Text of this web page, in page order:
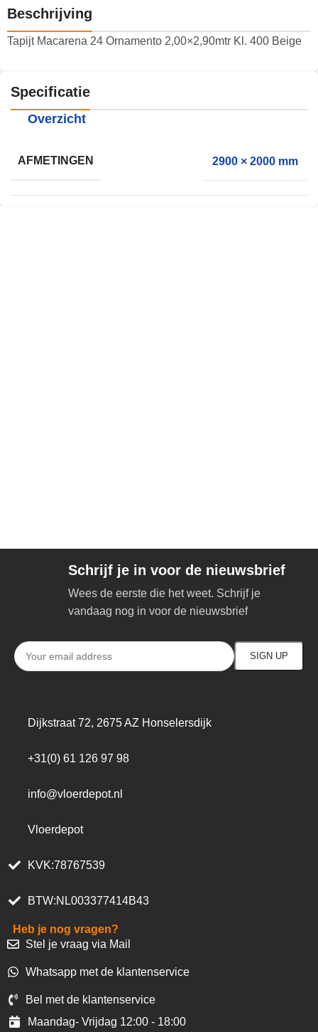
Beschrijving
Tapijt Macarena 24 Ornamento 2,00×2,90mtr Kl. 400 Beige
Specificatie
Overzicht
AFMETINGEN 2900 × 2000 mm
Schrijf je in voor de nieuwsbrief
Wees de eerste die het weet. Schrijf je
vandaag nog in voor de nieuwsbrief
Dijkstraat 72, 2675 AZ Honselersdijk
+31(0) 61 126 97 98
info@vloerdepot.nl
Vloerdepot
KVK:78767539
BTW:NL003377414B43
Heb je nog vragen?
Stel je vraag via Mail
Whatsapp met de klantenservice
Bel met de klantenservice
Maandag- Vrijdag 12:00 - 18:00